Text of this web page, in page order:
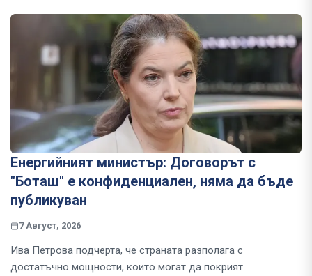
Енергийният министър: Договорът с
"Боташ" е конфиденциален, няма да бъде
публикуван
7 Август, 2026
Ива Петрова подчерта, че страната разполага с
достатъчно мощности, които могат да покрият